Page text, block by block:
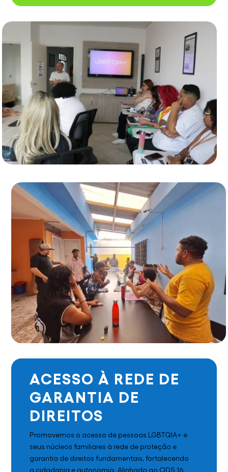
ACESSO À REDE DE
GARANTIA DE
DIREITOS
Promovemos o acesso de pessoas LGBTQIA+ e
seus núcleos familiares à rede de proteção e
garantia de direitos fundamentais, fortalecendo
a cidadania e autonomia. Alinhado ao ODS 16